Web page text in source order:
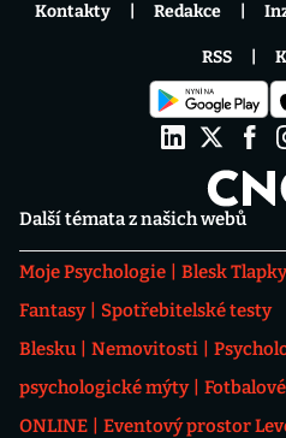
Další témata z našich webů
Moje Psychologie Blesk Tlapky
Fantasy
Spotřebitelské testy
Blesku
Nemovitosti
psychologické mýty
ONLINE
Eventový prostor
Kontakty Redakce
RSS